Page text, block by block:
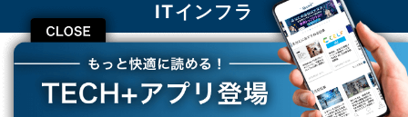
CLOSE
ITインフラ
TECH+ 企業IT
ITインフラ
NTT×早稲田大学、IOWN構想を軸としたビジョン共有型共同研究を開始